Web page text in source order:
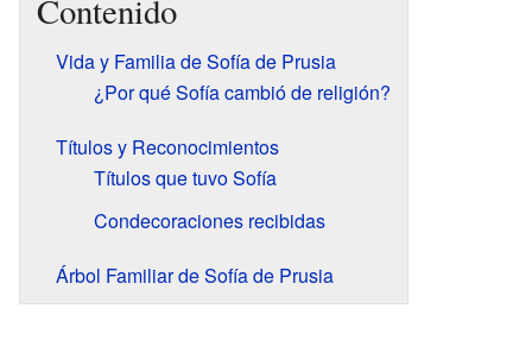
Contenido
Vida y Familia de Sofía de Prusia
¿Por qué Sofía cambió de religión?
Títulos y Reconocimientos
Títulos que tuvo Sofía
Condecoraciones recibidas
Árbol Familiar de Sofía de Prusia